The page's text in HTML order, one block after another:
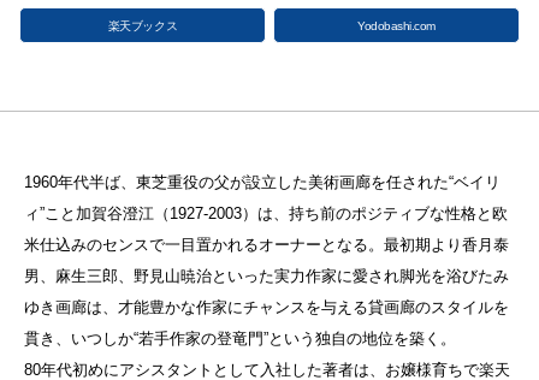
楽天ブックス Yodobashi.com
1960年代半ば、東芝重役の父が設立した美術画廊を任された“ベイリ
ィ”こと加賀谷澄江（1927-2003）は、持ち前のポジティブな性格と欧
米仕込みのセンスで一目置かれるオーナーとなる。最初期より香月泰
男、麻生三郎、野見山暁治といった実力作家に愛され脚光を浴びたみ
ゆき画廊は、才能豊かな作家にチャンスを与える貸画廊のスタイルを
貫き、いつしか“若手作家の登竜門”という独自の地位を築く。
80年代初めにアシスタントとして入社した著者は、お嬢様育ちで楽天